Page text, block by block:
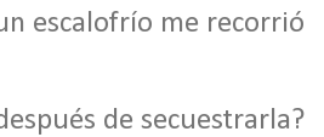
escalofrío me recorrió
de secuestrarla?